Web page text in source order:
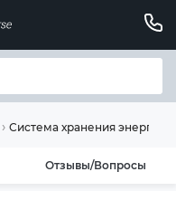
Система хранения энергии
Отзывы/Вопросы